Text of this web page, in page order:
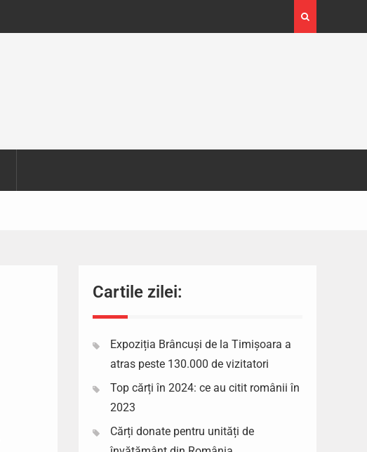
Expoziția Brâncuși de la Timișoara a atras peste
130.000 de vizitatori
Cartile zilei:
Expoziția Brâncuși de la Timișoara a
atras peste 130.000 de vizitatori
Top cărți în 2024: ce au citit românii în
2023
Cărți donate pentru unități de